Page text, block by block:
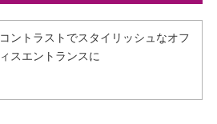
コントラストでスタイリッシュなオフ
ィスエントランスに